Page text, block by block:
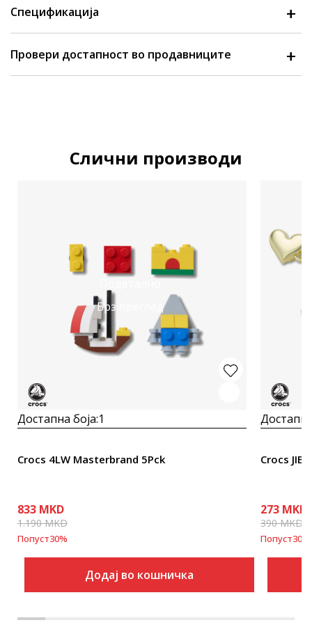
Спецификација
Провери достапност во продавниците
Слични производи
Подетално
Брз преглед
Достапна боја:1
Crocs 4LW Masterbrand 5Pck
833 MKD
1.190MKD
Попуст30%
Додај во кошничка
Crocs
273 MKD
390MKD
Попуст30